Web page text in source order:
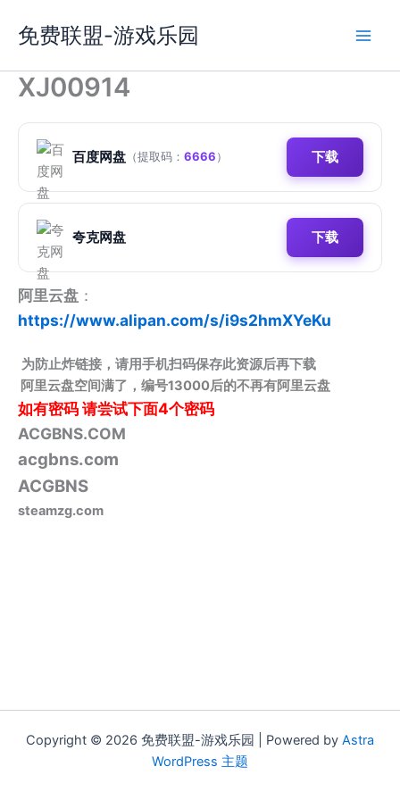
容
免费联盟-游戏乐园
XJ00914
百度网盘 （提取码： 6666） 下载
夸克网盘 下载
阿里云盘 ：
https://www.alipan.com/s/i9s2hmXYeKu
为防止炸链接，请用手机扫码保存此资源后再下载
阿里云盘空间满了，编号13000后的不再有阿里云盘
如有密码请尝试下面4个密码
ACGBNS.COM
acgbns.com
ACGBNS
steamzg.com
Copyright © 2026 免费联盟-游戏乐园 | Powered by Astra
WordPress 主题